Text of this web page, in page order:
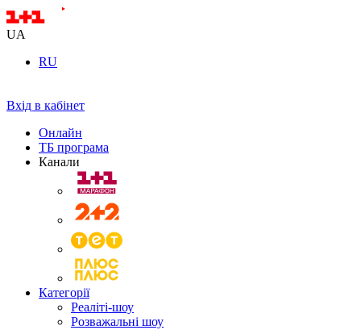
UA
RU
Вхід в кабінет
Онлайн
ТБ програма
Канали
Категорії
Реаліті-шоу
Розважальні шоу